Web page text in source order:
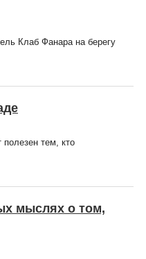
Клаб Фанара на берегу
полезен тем, кто
мыслях о том,